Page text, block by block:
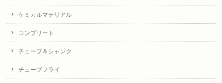
ケミカルマテリアル
コンプリート
チューブ＆シャンク
チューブフライ